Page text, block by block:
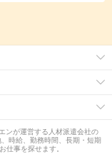
ンが運営する人材派遣会社の
時給、勤務時間、長期・短期
事を探せます。